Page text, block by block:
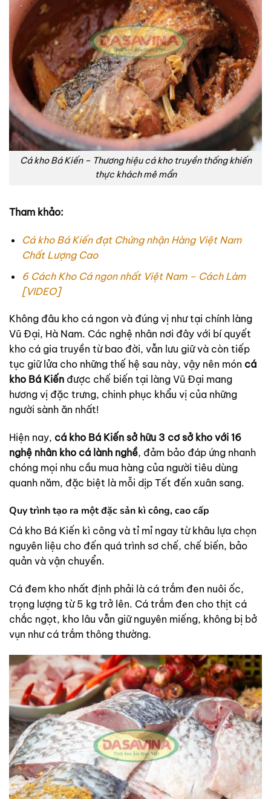
Cá kho Bá Kiến – Thương hiệu cá kho truyền thống khiến
thực khách mê mẩn
Tham khảo:
Cá kho Bá Kiến đạt Chứng nhận Hàng Việt Nam
Chất Lượng Cao
6 Cách Kho Cá ngon nhất Việt Nam – Cách Làm
[VIDEO]
Không đâu kho cá ngon và đúng vị như tại chính làng
Vũ Đại, Hà Nam. Các nghệ nhân nơi đây với bí quyết
kho cá gia truyền từ bao đời, vẫn lưu giữ và còn tiếp
tục giữ lửa cho những thế hệ sau này, vậy nên món cá
kho Bá Kiến được chế biến tại làng Vũ Đại mang
hương vị đặc trưng, chinh phục khẩu vị của những
người sành ăn nhất!
Hiện nay, cá kho Bá Kiến sở hữu 3 cơ sở kho với 16
nghệ nhân kho cá lành nghề, đảm bảo đáp ứng nhanh
chóng mọi nhu cầu mua hàng của người tiêu dùng
quanh năm, đặc biệt là mỗi dịp Tết đến xuân sang.
Quy trình tạo ra một đặc sản kì công, cao cấp
Cá kho Bá Kiến kì công và tỉ mỉ ngay từ khâu lựa chọn
nguyên liệu cho đến quá trình sơ chế, chế biến, bảo
quản và vận chuyển.
Cá đem kho nhất định phải là cá trắm đen nuôi ốc,
trọng lượng từ 5 kg trở lên. Cá trắm đen cho thịt cá
chắc ngọt, kho lâu vẫn giữ nguyên miếng, không bị bở
vụn như cá trắm thông thường.